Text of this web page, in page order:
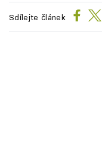
Sdílejte článek